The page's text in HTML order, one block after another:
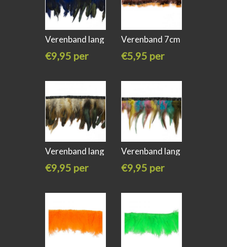
Verenband lang
€9,95 per
Verenband 7cm
€5,95 per
Verenband lang
€9,95 per
Verenband lang
€9,95 per